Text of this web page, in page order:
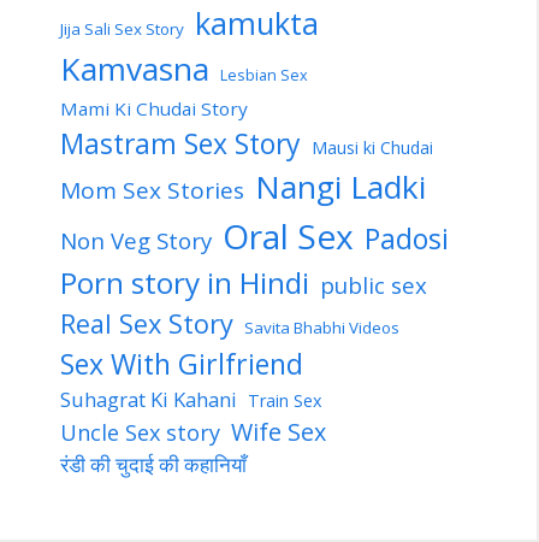
Jija Sali Sex Story kamukta
Kamvasna Lesbian Sex
Mami Ki Chudai Story
Mastram Sex Story Mausi ki Chudai
Mom Sex Stories Nangi Ladki
Non Veg Story Oral Sex Padosi
Porn story in Hindi public sex
Real Sex Story Savita Bhabhi Videos
Sex With Girlfriend
Suhagrat Ki Kahani Train Sex
Uncle Sex story Wife Sex
रंडी की चुदाई की कहानियाँ